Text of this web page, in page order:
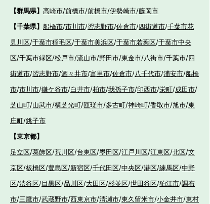
【群馬県】 高崎市/前橋市/前橋市/伊勢崎市/藤岡市
【千葉県】 船橋市/市川市/習志野市/佐倉市/四街道市/千葉市花
見川区/千葉市稲毛区/千葉市美浜区/千葉市若葉区/千葉市中央
区/千葉市緑区/松戸市/流山市/野田市/東金市/八街市/千葉市/四
街道市/習志野市/酒々井市/富里市/佐倉市/八千代市/浦安市/船橋
市/市川市/鎌ケ谷市/白井市/柏市/我孫子市/印西市/栄町/成田市/
芝山町/山武市/横芝光町/匝瑳市/多古町/神崎町/香取市/旭市/東
庄町/銚子市
【東京都】
足立区/葛飾区/荒川区/台東区/墨田区/江戸川区/江東区/北区/文
京区/板橋区/豊島区/新宿区/千代田区/中央区/港区/練馬区/中野
区/渋谷区/目黒区/品川区/大田区/杉並区/世田谷区/狛江市/調布
市/三鷹市/武蔵野市/西東京市/清瀬市/東久留米市/小金井市/東村